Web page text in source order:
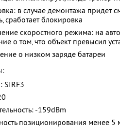
в случае демонтажа придет
сработает блокировка
скоростного режима: на
о том, что объект превысил
о низком заряде батареи
SIRF3
-159dBm
позиционирования менее 5